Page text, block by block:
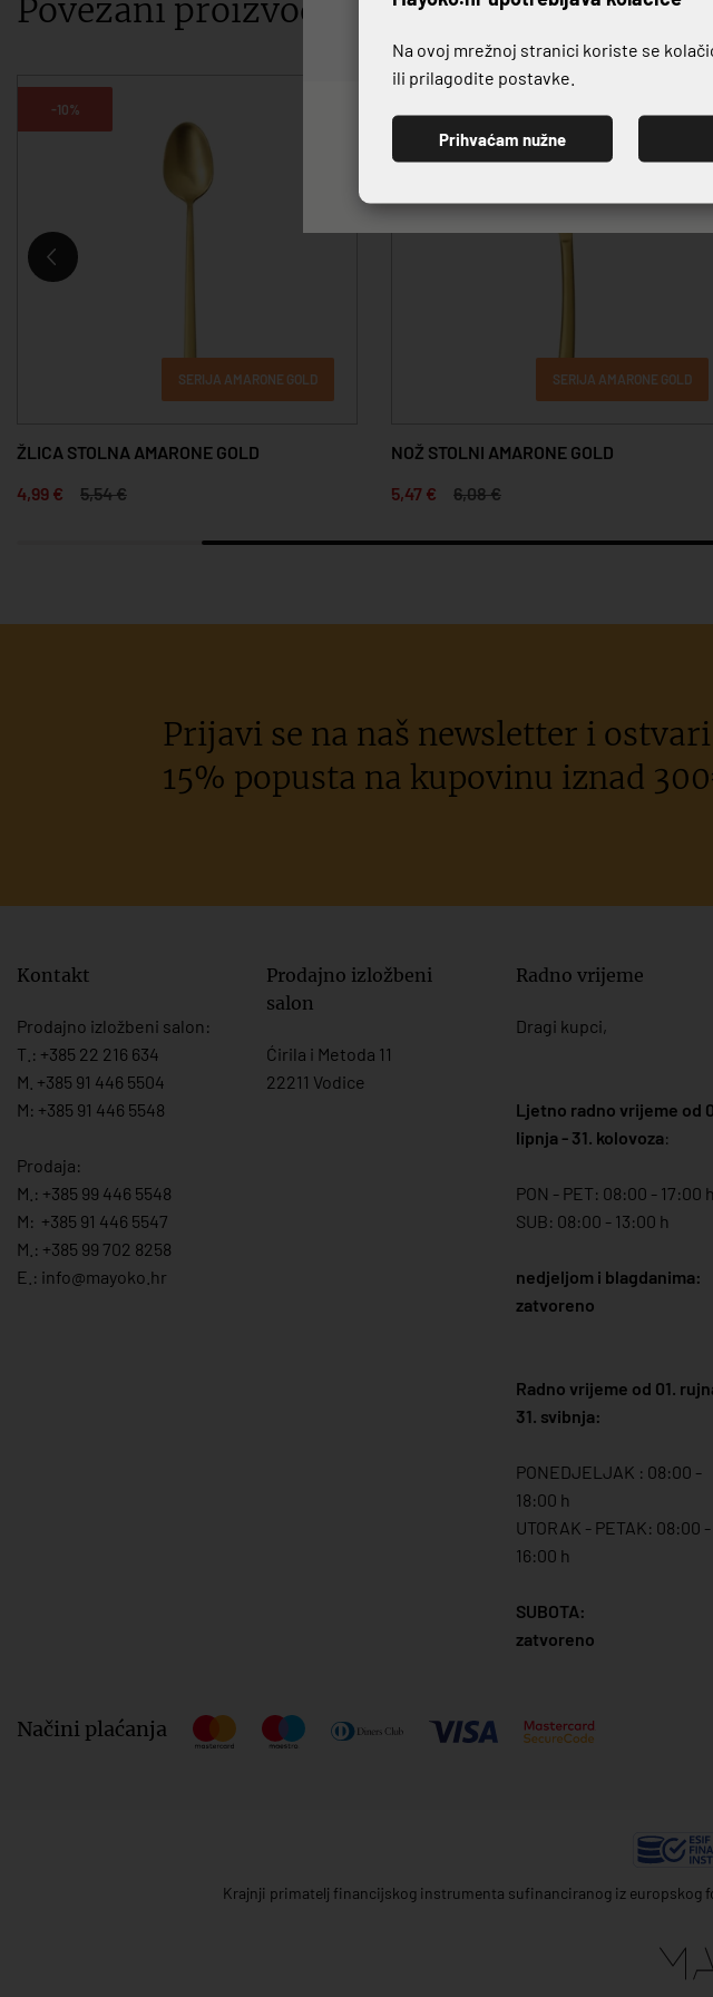
Povezani proizvodi
-10%
SERIJA AMARONE GOLD
ŽLICA STOLNA AMARONE GOLD
4,99 €
5,54 €
SERIJA AMARONE GOLD
NOŽ STOLNI AMARONE GOLD
5,47 €
6,08 €
Prijavi se na naš newsletter i ostvari
15% popusta na kupovinu iznad
Kontakt
Prodajno izložbeni salon:
T.: +385 22 216 634
M. +385 91 446 5504
M: +385 91 446 5548
Prodaja:
M.: +385 99 446 5548
M: +385 91 446 5547
M.: +385 99 702 8258
E.: info@mayoko. hr
Prodajno izložbeni
salon
Ćirila i Metoda 11
22211 Vodice
Radno vrijeme
Dragi kupci,
Ljetno radno vrijeme od
lipnja - 31. kolovoza:
PON - PET: 08:00 - 17:00 h
SUB: 08:00 - 13:00 h
nedjeljom i blagdanima:
zatvoreno
Radno vrijeme od 01.
31. svibnja:
PONEDJELJAK : 08:00 -
18:00 h
UTORAK - PETAK: 08:00 -
16:00 h
SUBOTA:
zatvoreno
Načini plaćanja
Krajnji primatelj financijskog instrumenta sufinanciranog iz europskog
Na ovoj mrežnoj stranici koriste se
ili prilagodite postavke.
Prihvaćam nužne